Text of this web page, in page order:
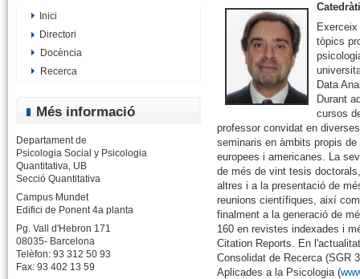
Inici
Directori
Docència
Recerca
Més informació
Departament de
Psicologia Social y Psicologia
Quantitativa, UB
Secció Quantitativa
Campus Mundet
Edifici de Ponent 4a planta
Pg. Vall d'Hebron 171
08035- Barcelona
Telèfon: 93 312 50 93
Fax: 93 402 13 59
tòpics
Data
Durant
cursos
professor convidat en
seminaris en àmbits propis
europees i americanes. La
de més de vint tesis
altres i a la presentació de
reunions científiques, així
finalment a la generació de
160 en revistes indexades i
Citation Reports. En
Consolidat de Recerca (SGR
Aplicades a la Psicologia (